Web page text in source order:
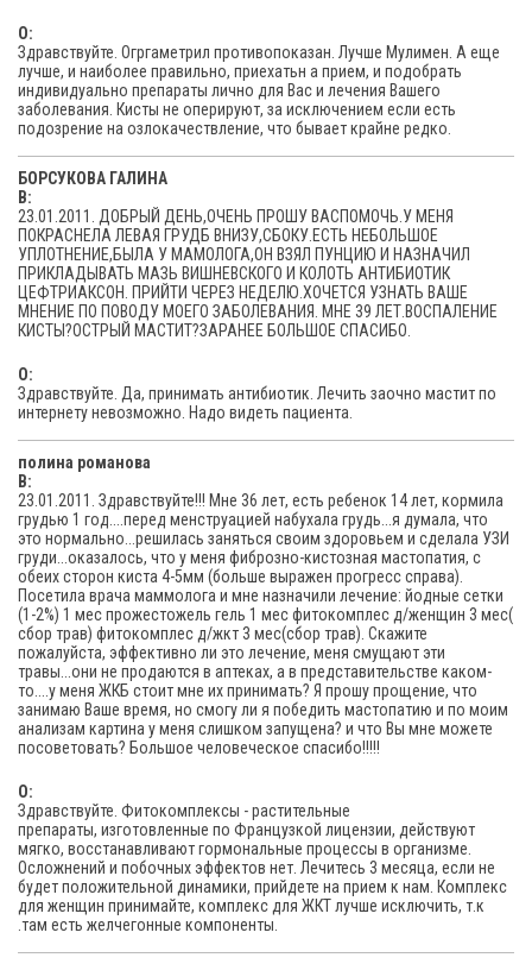
O:
Здравствуйте. Огргаметрил противопоказан. Лучше Мулимен. А еще
лучше, и наиболее правильно, приехатьн а прием, и подобрать
индивидуально препараты лично для Вас и лечения Вашего
заболевания. Кисты не оперируют, за исключением если есть
подозрение на озлокачествление, что бывает крайне редко.
БОРСУКОВА ГАЛИНА
В:
23.01.2011. ДОБРЫЙ ДЕНЬ,ОЧЕНЬ ПРОШУ ВАСПОМОЧЬ.У МЕНЯ
ПОКРАСНЕЛА ЛЕВАЯ ГРУДБ ВНИЗУ,СБОКУ.ЕСТЬ НЕБОЛЬШОЕ
УПЛОТНЕНИЕ,БЫЛА У МАМОЛОГА,ОН ВЗЯЛ ПУНЦИЮ И НАЗНАЧИЛ
ПРИКЛАДЫВАТЬ МАЗЬ ВИШНЕВСКОГО И КОЛОТЬ АНТИБИОТИК
ЦЕФТРИАКСОН. ПРИЙТИ ЧЕРЕЗ НЕДЕЛЮ.ХОЧЕТСЯ УЗНАТЬ ВАШЕ
МНЕНИЕ ПО ПОВОДУ МОЕГО ЗАБОЛЕВАНИЯ. МНЕ 39 ЛЕТ.ВОСПАЛЕНИЕ
КИСТЫ?ОСТРЫЙ МАСТИТ?ЗАРАНЕЕ БОЛЬШОЕ СПАСИБО.
O:
Здравствуйте. Да, принимать антибиотик. Лечить заочно мастит по
интернету невозможно. Надо видеть пациента.
полина романова
В:
23.01.2011. Здравствуйте!!! Мне 36 лет, есть ребенок 14 лет, кормила
грудью 1 год....перед менструацией набухала грудь...я думала, что
это нормально...решилась заняться своим здоровьем и сделала УЗИ
груди...оказалось, что у меня фиброзно-кистозная мастопатия, с
обеих сторон киста 4-5мм (больше выражен прогресс справа).
Посетила врача маммолога и мне назначили лечение: йодные сетки
(1-2%) 1 мес прожестожель гель 1 мес фитокомплес д/женщин 3 мес(
сбор трав) фитокомплес д/жкт 3 мес(сбор трав). Скажите
пожалуйста, эффективно ли это лечение, меня смущают эти
травы...они не продаются в аптеках, а в представительстве каком-
то....у меня ЖКБ стоит мне их принимать? Я прошу прощение, что
занимаю Ваше время, но смогу ли я победить мастопатию и по моим
анализам картина у меня слишком запущена? и что Вы мне можете
посоветовать? Большое человеческое спасибо!!!!!
O:
Здравствуйте. Фитокомплексы - растительные
препараты, изготовленные по Французкой лицензии, действуют
мягко, восстанавливают гормональные процессы в организме.
Осложнений и побочных эффектов нет. Лечитесь 3 месяца, если не
будет положительной динамики, прийдете на прием к нам. Комплекс
для женщин принимайте, комплекс для ЖКТ лучше исключить, т.к
.там есть желчегонные компоненты.